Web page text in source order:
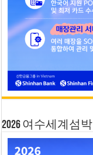
2026 여수세계섬